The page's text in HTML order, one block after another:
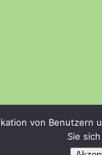
von
Sie